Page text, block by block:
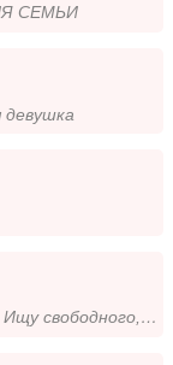
СЕМЬИ
девушка
Добрая, порядочная, нежная. Ищу свободного, надежного мужчину 43-50 лет для жизни.